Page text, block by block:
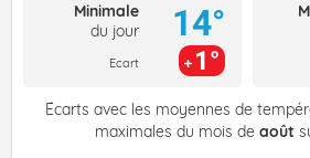
Minimale
du jour
Ecart
14°
1°
Écarts avec les moyennes de
maximales du mois de août